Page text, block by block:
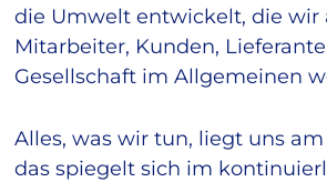
die Umwelt entwickelt, die wir
Mitarbeiter, Kunden,
Gesellschaft im Allgemeinen
Alles, was wir tun, liegt uns
das spiegelt sich im